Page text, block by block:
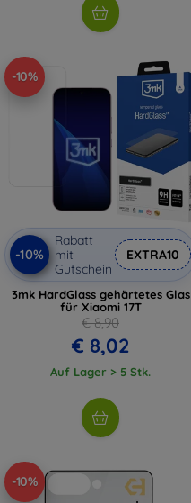
-10%
-10%
Rabatt
mit
Gutschein
EXTRA10
3mk HardGlass gehärtetes Glas
für Xiaomi 17T
€ 8,90
€ 8,02
Auf Lager > 5 Stk.
-10%